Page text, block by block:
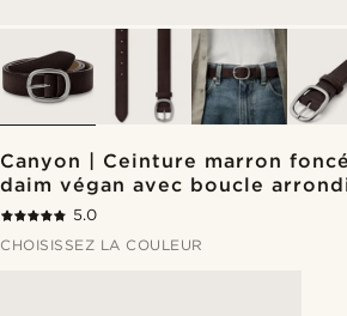
Canyon | Ceinture marron
daim végan avec boucle
5.0
CHOISISSEZ LA COULEUR